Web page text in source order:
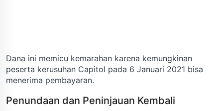
Dana ini memicu kemarahan karena kemungkinan
peserta kerusuhan Capitol pada 6 Januari 2021 bisa
menerima pembayaran.
Penundaan dan Peninjauan Kembali